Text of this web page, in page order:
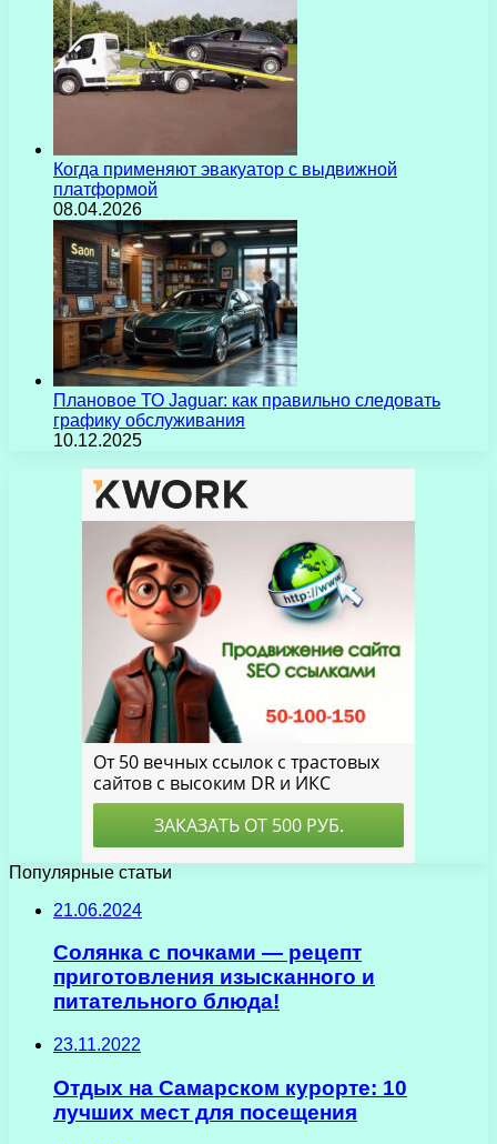
Когда применяют эвакуатор с выдвижной
платформой
08.04.2026
Плановое ТО Jaguar: как правильно следовать
графику обслуживания
10.12.2025
Популярные статьи
21.06.2024
Солянка с почками — рецепт
приготовления изысканного и
питательного блюда!
23.11.2022
Отдых на Самарском курорте: 10
лучших мест для посещения